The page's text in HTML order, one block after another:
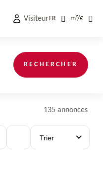
VisiteurFR m²/€
RECHERCHER
135 annonces
Trier